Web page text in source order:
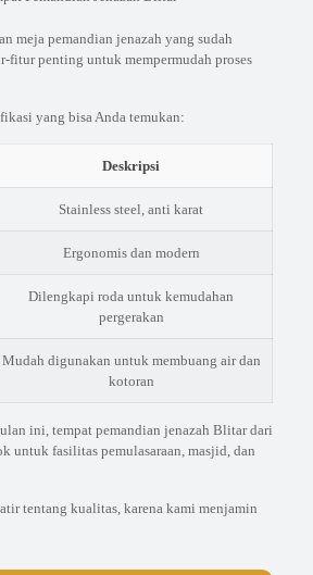
meja pemandian jenazah yang sudah
fitur penting untuk mempermudah proses
yang bisa Anda temukan:
Deskripsi
Stainless steel, anti karat
Ergonomis dan modern
Dilengkapi roda untuk kemudahan
pergerakan
Mudah digunakan untuk membuang air dan
kotoran
ini, tempat pemandian jenazah Blitar dari
untuk fasilitas pemulasaraan, masjid, dan
tentang kualitas, karena kami menjamin